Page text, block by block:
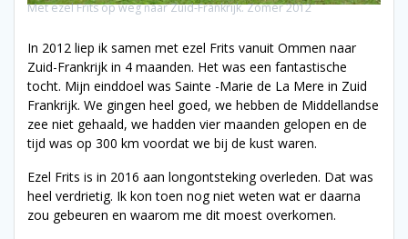
Met ezel Frits op weg naar Zuid-Frankrijk. Zomer 2012
In 2012 liep ik samen met ezel Frits vanuit Ommen naar
Zuid-Frankrijk in 4 maanden. Het was een fantastische
tocht. Mijn einddoel was Sainte -Marie de La Mere in Zuid
Frankrijk. We gingen heel goed, we hebben de Middellandse
zee niet gehaald, we hadden vier maanden gelopen en de
tijd was op 300 km voordat we bij de kust waren.
Ezel Frits is in 2016 aan longontsteking overleden. Dat was
heel verdrietig. Ik kon toen nog niet weten wat er daarna
zou gebeuren en waarom me dit moest overkomen.